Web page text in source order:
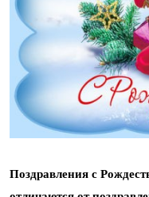
Поздравления с